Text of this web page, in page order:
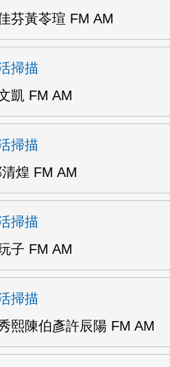
芬黃苓瑄 FM AM
掃描
凱 FM AM
掃描
清煌 FM AM
掃描
子 FM AM
掃描
熙陳伯彥許辰陽 FM AM